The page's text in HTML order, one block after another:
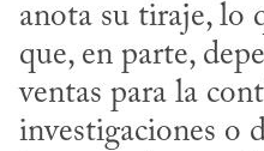
anota su tiraje, lo
que, en parte,
ventas para la
investigaciones o